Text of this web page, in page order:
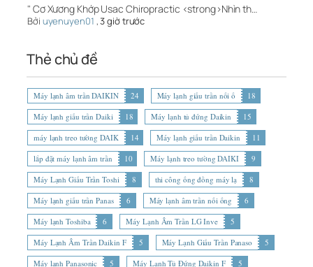
" Cơ Xương Khớp Usac Chiropractic <strong>Nhìn th…
Bởi uyenuyen01 ,3 giờ trước
Thẻ chủ đề
Máy lạnh âm trần DAIKIN 24 Máy lạnh giấu trần nối ố
18
Máy lạnh giấu trần Daiki
18 Máy lạnh tủ đứng Daikin
15
máy lạnh treo tường DAIK
14 Máy lạnh giấu trần Daikin
11
lắp đặt máy lạnh âm trần
10 Máy lạnh treo tường DAIKI
9
Máy Lạnh Giấu Trần Toshi
8 thi công ống đồng máy lạ
8
Máy lạnh giấu trần Panas
6 Máy lạnh âm trần nối ống
6
Máy lạnh Toshiba
6 Máy Lạnh Âm Trần LG Inve
5
Máy Lạnh Âm Trần Daikin F
5 Máy Lạnh Giấu Trần Panaso
5
Máy lạnh Panasonic
5 Máy Lạnh Tủ Đứng Daikin F
5